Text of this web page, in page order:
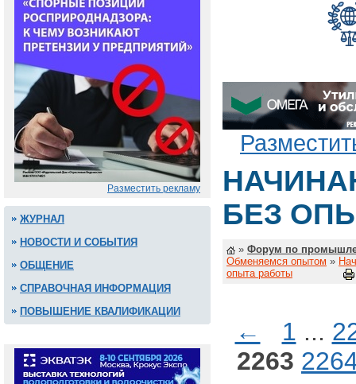
Разместить рекламу
ЖУРНАЛ
НОВОСТИ И СОБЫТИЯ
ОБЩЕНИЕ
СПРАВОЧНАЯ ИНФОРМАЦИЯ
ПОВЫШЕНИЕ КВАЛИФИКАЦИИ
БЕЗ
» Форум по
Обменяемся опытом »
опыта работы
← 1 ...
2263